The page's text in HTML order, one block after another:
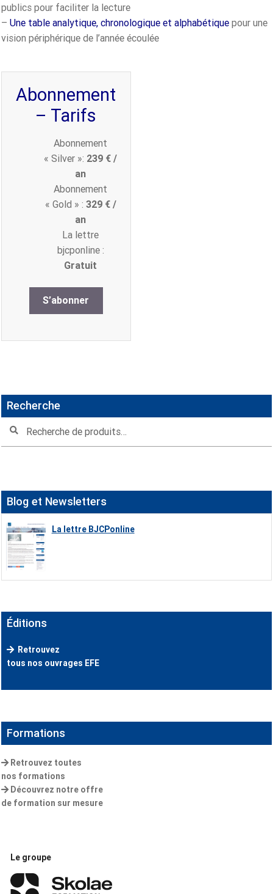
publics pour faciliter la lecture
– Une table analytique, chronologique et alphabétiquepour une
vision périphérique de l’année écoulée
Abonnement
– Tarifs
Abonnement
« Silver »: 239 € /
an
Abonnement
« Gold » : 329 € /
an
La lettre
bjcponline :
Gratuit
S’abonner
Recherche
pour :
Recherche
Blog et Newsletters
La lettre BJCPonline
Éditions
Retrouvez
tous nos ouvrages EFE
Formations
Retrouvez toutes
nos formations
Découvrez notre offre
de formation sur mesure
Le groupe